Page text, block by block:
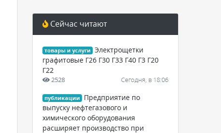
Сейчас читают
товары и услуги
Электрощетки
графитовые Г26 Г30 Г33 Г40 Г3 Г20
Г22
2528 Сегодня, в 18:06
публикации
Предприятие по
выпуску нефтегазового и
химического оборудования
расширяет производство при